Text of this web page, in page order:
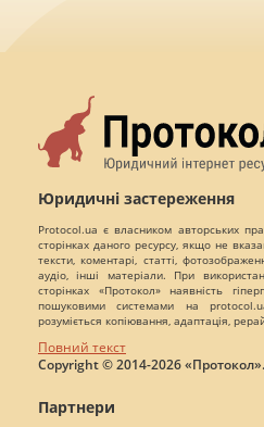
Юридичні застереження
Protocol.ua є власником авторських
сторінках даного ресурсу, якщо не
тексти, коментарі, статті,
аудіо, інші матеріали. При
сторінках «Протокол» наявність
пошуковими системами на
розуміється копіювання, адаптація,
Повний текст
Copyright © 2014-2026
Партнери